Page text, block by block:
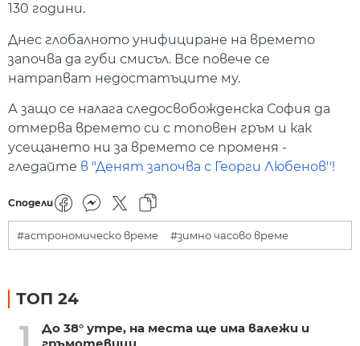
130 години.
Днес глобалното унифициране на времето
започва да губи смисъл. Все повече се
натрапват недостатъците му.
А защо се налага следосвобожденска София да
отмерва времето си с топовен гръм и как
усещането ни за времето се променя -
гледайте в "Денят започва с Георги Любенов''!
Сподели
#астрономическо време #зимно часово време
ТОП 24
1
До 38° утре, на места ще има валежи и
гръмотевици